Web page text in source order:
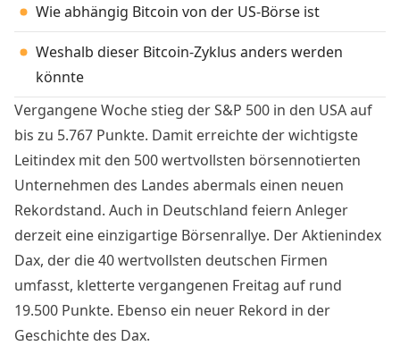
Wie abhängig Bitcoin von der US-Börse ist
Weshalb dieser Bitcoin-Zyklus anders werden
könnte
Vergangene Woche stieg der S&P 500 in den USA auf
bis zu 5.767 Punkte. Damit erreichte der wichtigste
Leitindex mit den 500 wertvollsten börsennotierten
Unternehmen des Landes abermals einen neuen
Rekordstand. Auch in Deutschland feiern Anleger
derzeit eine einzigartige Börsenrallye. Der Aktienindex
Dax, der die 40 wertvollsten deutschen Firmen
umfasst, kletterte vergangenen Freitag auf rund
19.500 Punkte. Ebenso ein neuer Rekord in der
Geschichte des Dax.